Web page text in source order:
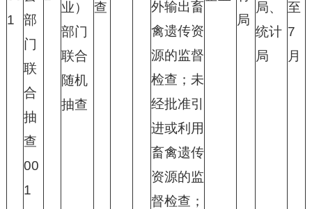
1
部
门
联
合
抽
查
00
1
业）
部门
联合
随机
抽查
查
外输出畜
禽遗传资
源的监督
检查；未
经批准引
进或利用
畜禽遗传
资源的监
督检查；
局
局、
统计
局
至
7
月